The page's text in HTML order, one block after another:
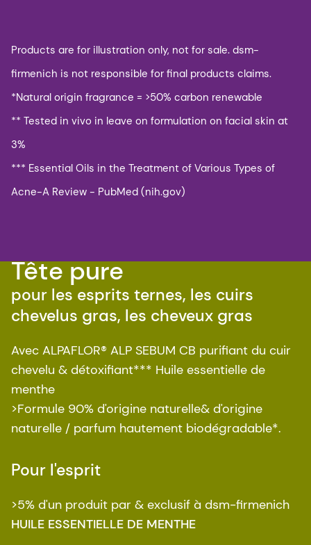
Products are for illustration only, not for sale. dsm-
firmenich is not responsible for final products claims.
*Natural origin fragrance = >50% carbon renewable​
** Tested in vivo in leave on formulation on facial skin at
3%
*** Essential Oils in the Treatment of Various Types of
Acne-A Review - PubMed (nih.gov)​
Tête pure
pour les esprits ternes, les cuirs
chevelus gras, les cheveux gras
Avec ALPAFLOR® ALP SEBUM CB purifiant du cuir
chevelu & détoxifiant*** Huile essentielle de
menthe
>Formule 90% d'origine naturelle& d'origine
naturelle / parfum hautement biodégradable*.
Pour l'esprit
>5% d'un produit par & exclusif à dsm-firmenich
HUILE ESSENTIELLE DE MENTHE